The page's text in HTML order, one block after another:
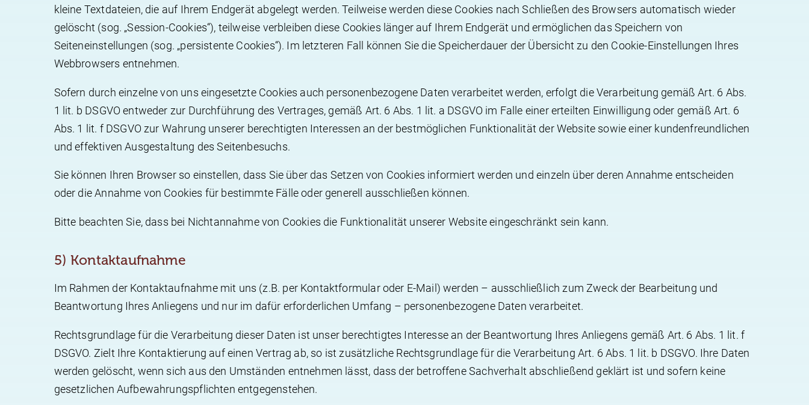
kleine Textdateien, die auf Ihrem Endgerät abgelegt werden. Teilweise werden diese Cookies nach Schließen des Browsers automatisch wieder
gelöscht (sog. „Session-Cookies“), teilweise verbleiben diese Cookies länger auf Ihrem Endgerät und ermöglichen das Speichern von
Seiteneinstellungen (sog. „persistente Cookies“). Im letzteren Fall können Sie die Speicherdauer der Übersicht zu den Cookie-Einstellungen Ihres
Webbrowsers entnehmen.
Sofern durch einzelne von uns eingesetzte Cookies auch personenbezogene Daten verarbeitet werden, erfolgt die Verarbeitung gemäß Art. 6 Abs.
1 lit. b DSGVO entweder zur Durchführung des Vertrages, gemäß Art. 6 Abs. 1 lit. a DSGVO im Falle einer erteilten Einwilligung oder gemäß Art. 6
Abs. 1 lit. f DSGVO zur Wahrung unserer berechtigten Interessen an der bestmöglichen Funktionalität der Website sowie einer kundenfreundlichen
und effektiven Ausgestaltung des Seitenbesuchs.
Sie können Ihren Browser so einstellen, dass Sie über das Setzen von Cookies informiert werden und einzeln über deren Annahme entscheiden
oder die Annahme von Cookies für bestimmte Fälle oder generell ausschließen können.
Bitte beachten Sie, dass bei Nichtannahme von Cookies die Funktionalität unserer Website eingeschränkt sein kann.
5) Kontaktaufnahme
Im Rahmen der Kontaktaufnahme mit uns (z.B. per Kontaktformular oder E-Mail) werden – ausschließlich zum Zweck der Bearbeitung und
Beantwortung Ihres Anliegens und nur im dafür erforderlichen Umfang – personenbezogene Daten verarbeitet.
Rechtsgrundlage für die Verarbeitung dieser Daten ist unser berechtigtes Interesse an der Beantwortung Ihres Anliegens gemäß Art. 6 Abs. 1 lit. f
DSGVO. Zielt Ihre Kontaktierung auf einen Vertrag ab, so ist zusätzliche Rechtsgrundlage für die Verarbeitung Art. 6 Abs. 1 lit. b DSGVO. Ihre Daten
werden gelöscht, wenn sich aus den Umständen entnehmen lässt, dass der betroffene Sachverhalt abschließend geklärt ist und sofern keine
gesetzlichen Aufbewahrungspflichten entgegenstehen.